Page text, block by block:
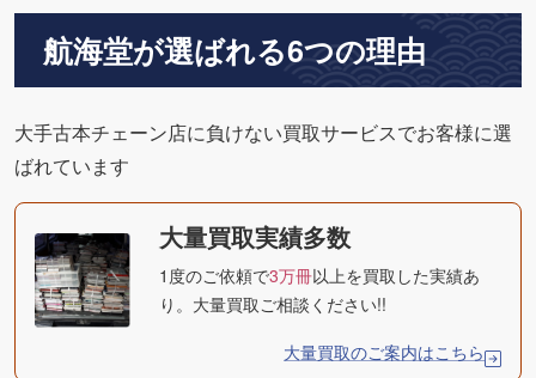
航海堂が選ばれる6つの理由
大手古本チェーン店に負けない買取サービスでお客様に選
ばれています
大量買取実績多数
1度のご依頼で3万冊以上を買取した実績あ
り。大量買取ご相談ください!!
大量買取のご案内はこちら